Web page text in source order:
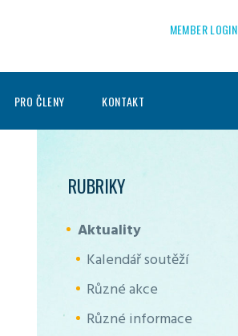
MEMBER LOGIN
PRO ČLENY KONTAKT
RUBRIKY
Aktuality
Kalendář soutěží
Různé akce
Různé informace